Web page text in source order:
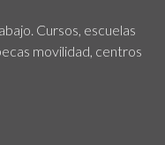
Cursos, escuelas
movilidad, centros